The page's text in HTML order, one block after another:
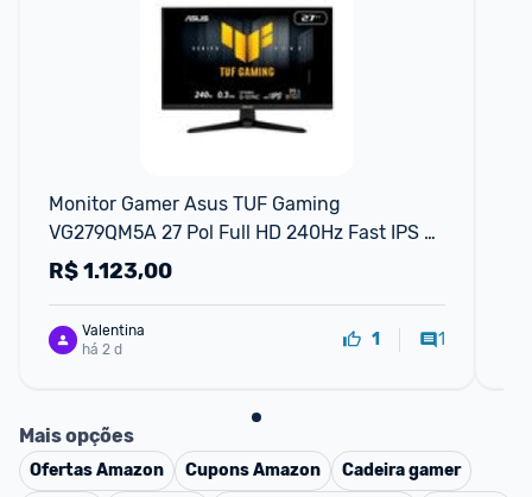
Monitor Gamer Asus TUF Gaming
VG279QM5A 27 Pol Full HD 240Hz Fast IPS
0.3ms G-Sync FreeSync Premium
R$1.123,00
Valentina
há 2 d
1 1
Mais opções
OfertasAmazon CuponsAmazon
Cadeira gamer